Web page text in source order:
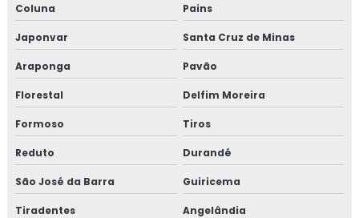
Coluna Pains
Japonvar Santa Cruz de Minas
Araponga Pavão
Florestal Delfim Moreira
Formoso Tiros
Reduto Durandé
São José da Barra Guiricema
Tiradentes Angelândia